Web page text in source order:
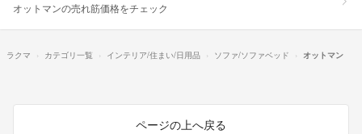
オットマンの売れ筋価格をチェック
ラクマ カテゴリ一覧 インテリア/住まい/日用品 ソファ/ソファベッド オットマン
ページの上へ戻る